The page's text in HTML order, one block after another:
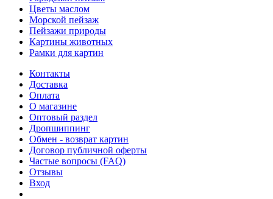
Цветы маслом
Морской пейзаж
Пейзажи природы
Картины животных
Рамки для картин
Контакты
Доставка
Оплата
О магазине
Оптовый раздел
Дропшиппинг
Обмен - возврат картин
Договор публичной оферты
Частые вопросы (FAQ)
Отзывы
Вход